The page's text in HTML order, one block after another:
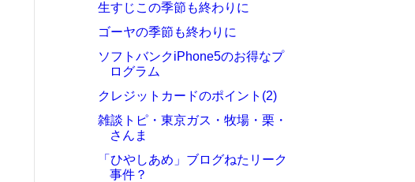
生すじこの季節も終わりに
ゴーヤの季節も終わりに
ソフトバンクiPhone5のお得なプ
ログラム
クレジットカードのポイント(2)
雑談トピ・東京ガス・牧場・栗・
さんま
「ひやしあめ」ブログねたリーク
事件？